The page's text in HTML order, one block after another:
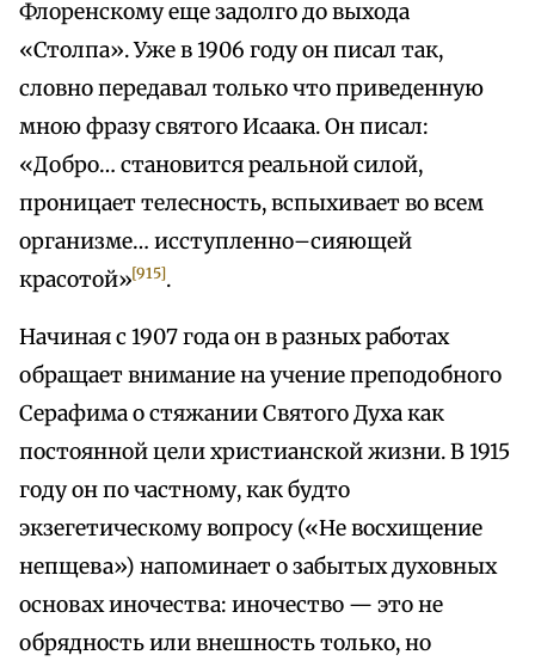
Флоренскому еще задолго до выхода
«Столпа». Уже в 1906 году он писал так,
словно передавал только что приведенную
мною фразу святого Исаака. Он писал:
«Добро… становится реальной силой,
проницает телесность, вспыхивает во всем
организме… исступленно–сияющей
красотой»[915].
Начиная с 1907 года он в разных работах
обращает внимание на учение преподобного
Серафима о стяжании Святого Духа как
постоянной цели христианской жизни. В 1915
году он по частному, как будто
экзегетическому вопросу («Не восхищение
непщева») напоминает о забытых духовных
основах иночества: иночество — это не
обрядность или внешность только, но